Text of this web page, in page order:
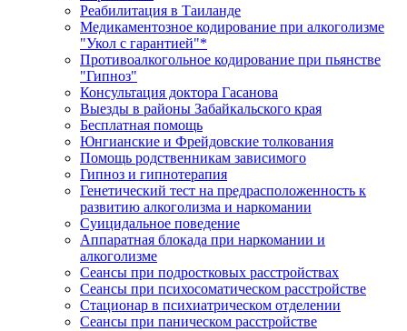
Реабилитация в Таиланде
Медикаментозное кодирование при алкоголизме
"Укол с гарантией"*
Противоалкогольное кодирование при пьянстве
"Гипноз"
Консультация доктора Гасанова
Выезды в районы Забайкальского края
Бесплатная помощь
Юнгианские и Фрейдовские толкования
Помощь родственникам зависимого
Гипноз и гипнотерапия
Генетический тест на предрасположенность к
развитию алкоголизма и наркомании
Суицидальное поведение
Аппаратная блокада при наркомании и
алкоголизме
Сеансы при подростковых расстройствах
Сеансы при психосоматическом расстройстве
Стационар в психиатрическом отделении
Сеансы при паническом расстройстве